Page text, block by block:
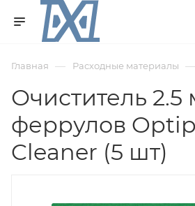
Главная — Расходные материалы —
Очиститель 2.5
феррулов
Cleaner (5 шт)